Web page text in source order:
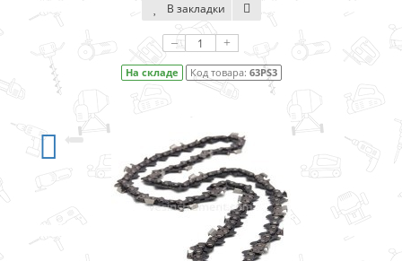
В закладки
– +
На складе Код товара: 63PS3